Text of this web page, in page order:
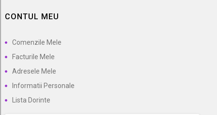
CONTUL MEU
Comenzile Mele
Facturile Mele
Adresele Mele
Informatii Personale
Lista Dorinte